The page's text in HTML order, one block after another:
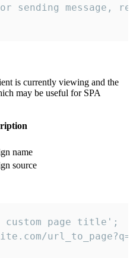
sending message,
is currently viewing and the
may be useful for SPA
name
source
page title';